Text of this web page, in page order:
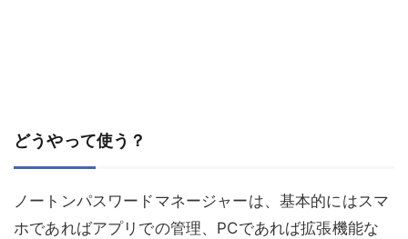
どうやって使う？
ノートンパスワードマネージャーは、基本的にはスマ
ホであればアプリでの管理、PCであれば拡張機能な